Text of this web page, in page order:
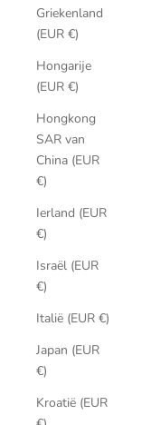
Griekenland
(EUR €)
Hongarije
(EUR €)
Hongkong
SAR van
China (EUR
€)
Ierland (EUR
€)
Israël (EUR
€)
Italië (EUR €)
Japan (EUR
€)
Kroatië (EUR